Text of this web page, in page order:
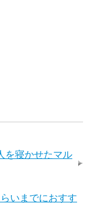
を寝かせたマル
いまでにおすす